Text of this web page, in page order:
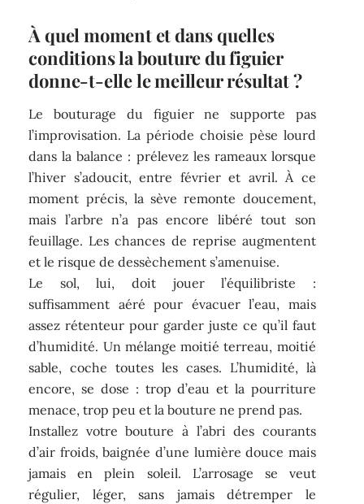
À quel moment et dans quelles
conditions la bouture du figuier
donne-t-elle le meilleur résultat ?
Le bouturage du figuier ne supporte pas
l’improvisation. La période choisie pèse lourd
dans la balance : prélevez les rameaux lorsque
l’hiver s’adoucit, entre février et avril. À ce
moment précis, la sève remonte doucement,
mais l’arbre n’a pas encore libéré tout son
feuillage. Les chances de reprise augmentent
et le risque de dessèchement s’amenuise.
Le sol, lui, doit jouer l’équilibriste :
suffisamment aéré pour évacuer l’eau, mais
assez rétenteur pour garder juste ce qu’il faut
d’humidité. Un mélange moitié terreau, moitié
sable, coche toutes les cases. L’humidité, là
encore, se dose : trop d’eau et la pourriture
menace, trop peu et la bouture ne prend pas.
Installez votre bouture à l’abri des courants
d’air froids, baignée d’une lumière douce mais
jamais en plein soleil. L’arrosage se veut
régulier, léger, sans jamais détremper le